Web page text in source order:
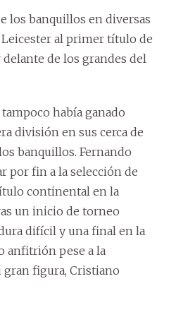
los banquillos en diversas
al primer título de
de los grandes del
había ganado
división en sus cerca de
banquillos. Fernando
por fin a la selección de
continental en la
un inicio de torneo
difícil y una final en la
anfitrión pese a la
figura, Cristiano